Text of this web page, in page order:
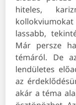
hiteles,
lassabb,
Már persze
témáról. De
lendületes
az
akár a téma